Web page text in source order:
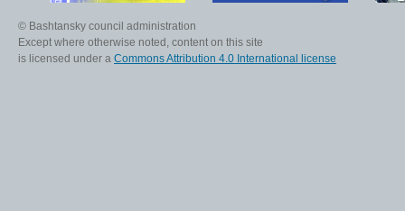
© Bashtansky council administration
Except where otherwise noted, content on this site
is licensed under a Commons Attribution 4.0 International license